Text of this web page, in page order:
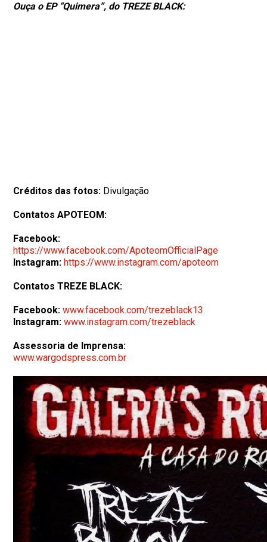
Ouça o EP “Quimera”, do TREZE BLACK:
Créditos das fotos: Divulgação
Contatos APOTEOM:
Facebook:
https://www.facebook.com/ApoteomOfficialPage
Instagram: https://www.instagram.com/apoteom
Contatos TREZE BLACK:
Facebook:www.facebook.com/trezeblack13
Instagram: www.instagram.com/trezeblack
Assessoria de Imprensa:
www.wargodspress.com.br